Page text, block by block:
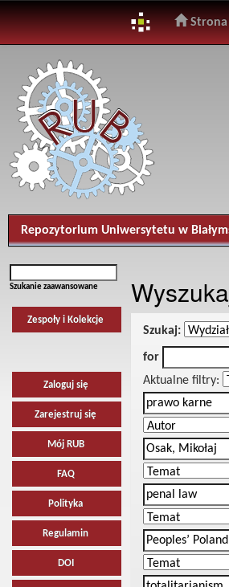
navigation
Strona
Repozytorium Uniwersytetu w
Szukanie zaawansowane
Zespoły i Kolekcje
Zaloguj się
Zarejestruj się
Mój RUB
FAQ
Polityka
Regulamin
DOI
Szukaj:
for
Aktualne filtry: